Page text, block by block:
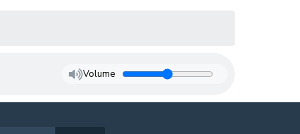
Volume